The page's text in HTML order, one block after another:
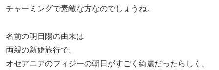
チャーミングで素敵な方なのでしょうね。
名前の明日陽の由来は
両親の新婚旅行で、
オセアニアのフィジーの朝日がすごく綺麗だったらしく、